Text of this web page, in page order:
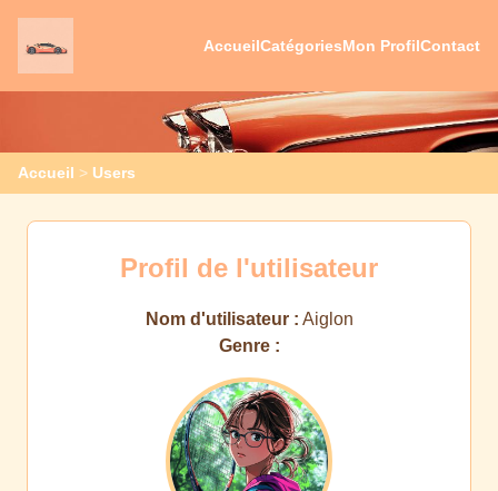
AccueilCatégoriesMon ProfilContact
Accueil > Users
Profil de l'utilisateur
Nom d'utilisateur : Aiglon
Genre :